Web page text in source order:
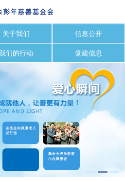
关于我们 信息公开
们的行动 党建信息